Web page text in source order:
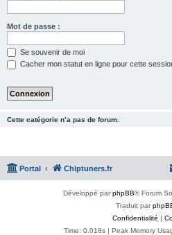
Mot de passe :
Se souvenir de moi
Cacher mon statut en ligne pour cette
Cette catégorie n’a pas de forum.
Portal Chiptuners.fr
Développé parphpBB® Forum
Traduit par
Confidentialité |
Time: 0.018s | Peak Memory